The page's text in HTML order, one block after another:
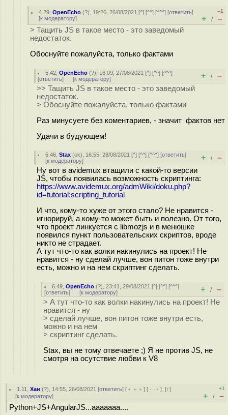
4.29 ,OpenEcho (?), 19:26, 26/08/2021 [^] [^^] [^^^] [ответить]
[к модератору]
–1
+ / –
> Тащить JS в такое место - это заведомый
недостаток.
Обоснуйте пожалуйста, только фактами
5.42 ,OpenEcho (?), 16:09, 27/08/2021 [^] [^^] [^^^]
[ответить] [к модератору] + / –
>> Тащить JS в такое место - это заведомый
недостаток.
> Обоснуйте пожалуйста, только фактами
Раз минусуете без коментариев, - значит фактов нет
Удачи в будующем!
5.46 ,Stax (ok), 16:55, 28/08/2021 [^] [^^] [^^^] [ответить]
[к модератору] + / –
Ну вот в avidemux втащили с какой-то версии
JS, чтобы появилась возможность скриптинга:
https://www.avidemux.org/admWiki/doku.php?
id=tutorial:scripting_tutorial
И что, кому-то хуже от этого стало? Не нравится -
игнорируй, а кому-то может быть и полезно. От того,
что проект линкуется с libmozjs и в менюшке
появился пункт пользовательских скриптов, вроде
никто не страдает.
А тут что-то как волки накинулись на проект! Не
нравится - ну сделай лучше, вон питон тоже внутри
есть, можно и на нем скриптинг сделать.
6.49 ,OpenEcho (?), 23:41, 29/08/2021 [^] [^^] [^^^]
[ответить] [к модератору] + / –
> А тут что-то как волки накинулись на проект! Не
нравится - ну
> сделай лучше, вон питон тоже внутри есть,
можно и на нем
> скриптинг сделать.
Stax, вы не тому отвечаете ;) Я не против JS, не
смотря на осутствие любви к V8
1.11 ,Хан (?), 14:55, 26/08/2021 [ответить] [ ﹢﹢﹢] [ · · ·][↑]
[к модератору]
+1
+ / –
Python+JS+AngularJS...ааааааа....